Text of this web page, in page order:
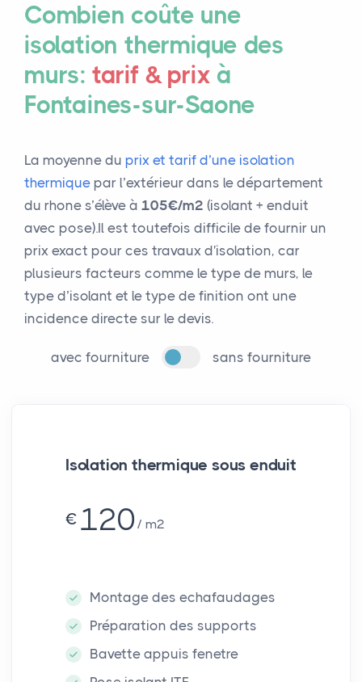
Combien coûte une
isolation thermique des
murs: tarif & prix à
Fontaines-sur-Saone
La moyenne du prix et tarif d’une isolation
thermique par l’extérieur dans le département
du rhone s’élève à 105€/m² (isolant + enduit
avec pose).Il est toutefois difficile de fournir un
prix exact pour ces travaux d'isolation, car
plusieurs facteurs comme le type de murs, le
type d’isolant et le type de finition ont une
incidence directe sur le devis.
avec fourniture sans fourniture
Isolation thermique sous enduit
€ 120 m²
Montage des echafaudages
Préparation des supports
Bavette appuis fenetre